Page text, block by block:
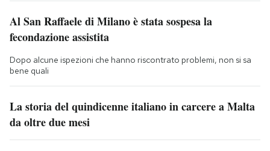
Al San Raffaele di Milano è stata sospesa la
fecondazione assistita
Dopo alcune ispezioni che hanno riscontrato problemi, non si sa
bene quali
La storia del quindicenne italiano in carcere a Malta
da oltre due mesi